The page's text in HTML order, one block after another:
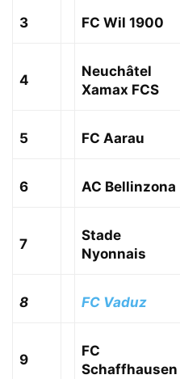
3 FC Wil 1900
4
Neuchâtel
Xamax FCS
5 FC Aarau
6 AC Bellinzona
7
Stade
Nyonnais
8 FC Vaduz
9
FC
Schaffhausen